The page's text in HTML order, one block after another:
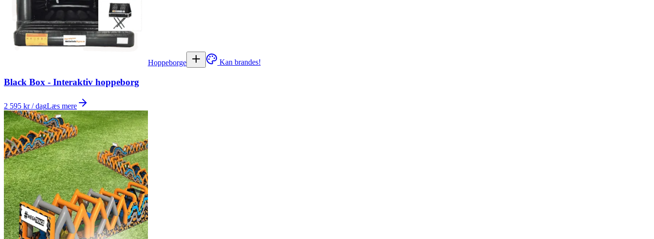
Hoppeborge Kan brandes!
Black Box - Interaktiv hoppeborg
2 595 kr / dagLæs mere